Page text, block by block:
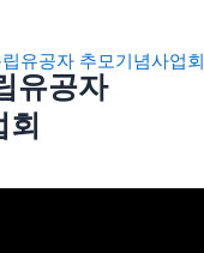
유공자 추모기념사업회
유공자
회